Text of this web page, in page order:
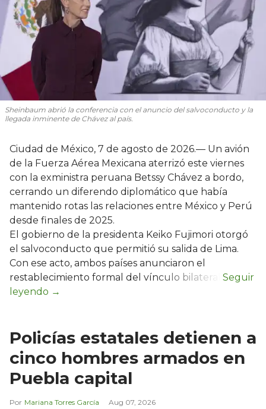
Sheinbaum abrió la conferencia con el anuncio del salvoconducto y la
llegada inminente de Chávez al país.
Ciudad de México, 7 de agosto de 2026.— Un avión
de la Fuerza Aérea Mexicana aterrizó este viernes
con la exministra peruana Betssy Chávez a bordo,
cerrando un diferendo diplomático que había
mantenido rotas las relaciones entre México y Perú
desde finales de 2025.
El gobierno de la presidenta Keiko Fujimori otorgó
el salvoconducto que permitió su salida de Lima.
Con ese acto, ambos países anunciaron el
restablecimiento formal del vínculo bilateral.
Policías estatales detienen a
cinco hombres armados en
Puebla capital
Mariana Torres García Aug 07, 2026